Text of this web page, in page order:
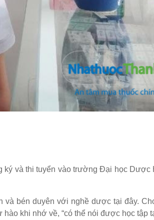
và thi tuyển vào trường Đại học Dược
bén duyên với nghề dược tại đây.
khi nhớ về, “có thể nói được học tập